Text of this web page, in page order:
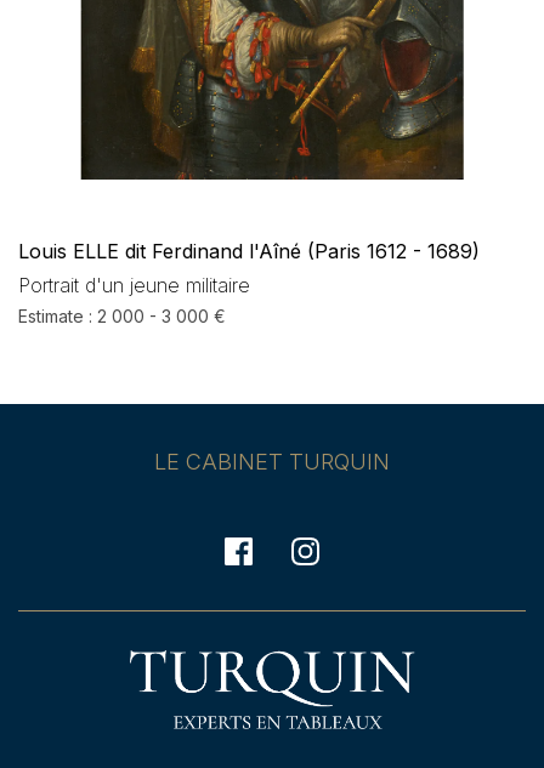
Louis ELLE dit Ferdinand l'Aîné (Paris 1612 - 1689)
Portrait d'un jeune militaire
Estimate : 2 000 - 3 000 €
LE CABINET TURQUIN